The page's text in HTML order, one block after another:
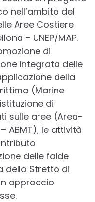
nell’ambito del
Aree Costiere
– UNEP/MAP.
di
integrata delle
della
(Marine
di
sulle aree (Area-
ABMT), le attività
delle falde
dello Stretto di
approccio